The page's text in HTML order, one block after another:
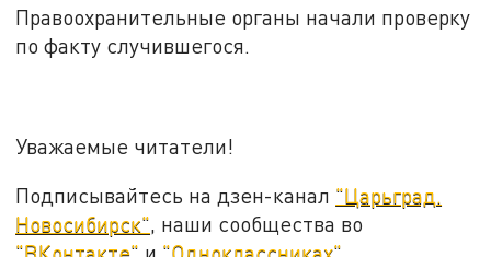
Правоохранительные органы начали проверку
по факту случившегося.
Уважаемые читатели!
Подписывайтесь на дзен-канал "Царьград.
Новосибирск", наши сообщества во